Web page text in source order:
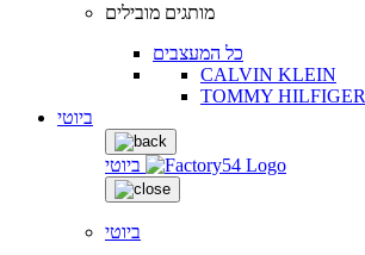
מותגים מובילים
כל המעצבים
CALVIN KLEIN
TOMMY HILFIGER
ביוטי
ביוטי
ביוטי